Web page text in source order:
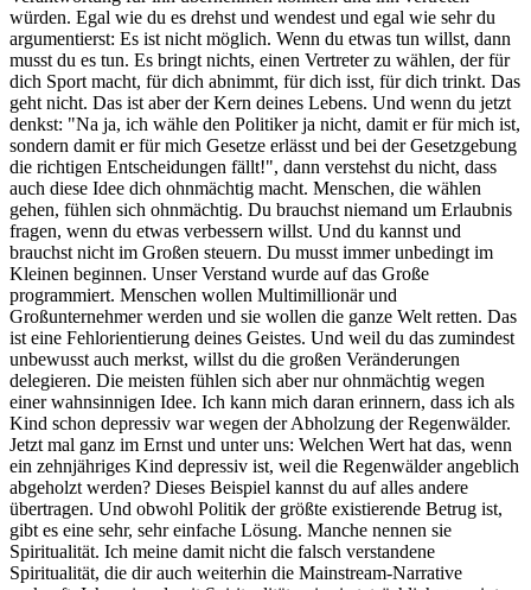
würden. Egal wie du es drehst und wendest und egal wie sehr du
argumentierst: Es ist nicht möglich. Wenn du etwas tun willst, dann
musst du es tun. Es bringt nichts, einen Vertreter zu wählen, der für
dich Sport macht, für dich abnimmt, für dich isst, für dich trinkt. Das
geht nicht. Das ist aber der Kern deines Lebens. Und wenn du jetzt
denkst: "Na ja, ich wähle den Politiker ja nicht, damit er für mich ist,
sondern damit er für mich Gesetze erlässt und bei der Gesetzgebung
die richtigen Entscheidungen fällt!", dann verstehst du nicht, dass
auch diese Idee dich ohnmächtig macht. Menschen, die wählen
gehen, fühlen sich ohnmächtig. Du brauchst niemand um Erlaubnis
fragen, wenn du etwas verbessern willst. Und du kannst und
brauchst nicht im Großen steuern. Du musst immer unbedingt im
Kleinen beginnen. Unser Verstand wurde auf das Große
programmiert. Menschen wollen Multimillionär und
Großunternehmer werden und sie wollen die ganze Welt retten. Das
ist eine Fehlorientierung deines Geistes. Und weil du das zumindest
unbewusst auch merkst, willst du die großen Veränderungen
delegieren. Die meisten fühlen sich aber nur ohnmächtig wegen
einer wahnsinnigen Idee. Ich kann mich daran erinnern, dass ich als
Kind schon depressiv war wegen der Abholzung der Regenwälder.
Jetzt mal ganz im Ernst und unter uns: Welchen Wert hat das, wenn
ein zehnjähriges Kind depressiv ist, weil die Regenwälder angeblich
abgeholzt werden? Dieses Beispiel kannst du auf alles andere
übertragen. Und obwohl Politik der größte existierende Betrug ist,
gibt es eine sehr, sehr einfache Lösung. Manche nennen sie
Spiritualität. Ich meine damit nicht die falsch verstandene
Spiritualität, die dir auch weiterhin die Mainstream-Narrative